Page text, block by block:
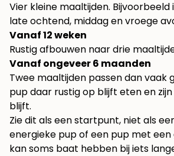
Vier kleine maaltijden. Bijvoorbeeld
late ochtend, middag en vroege
Vanaf 12 weken
Rustig afbouwen naar drie
Vanaf ongeveer 6 maanden
Twee maaltijden passen dan vaak
pup daar rustig op blijft eten en
blijft.
Zie dit als een startpunt, niet als
energieke pup of een pup met
kan soms baat hebben bij iets